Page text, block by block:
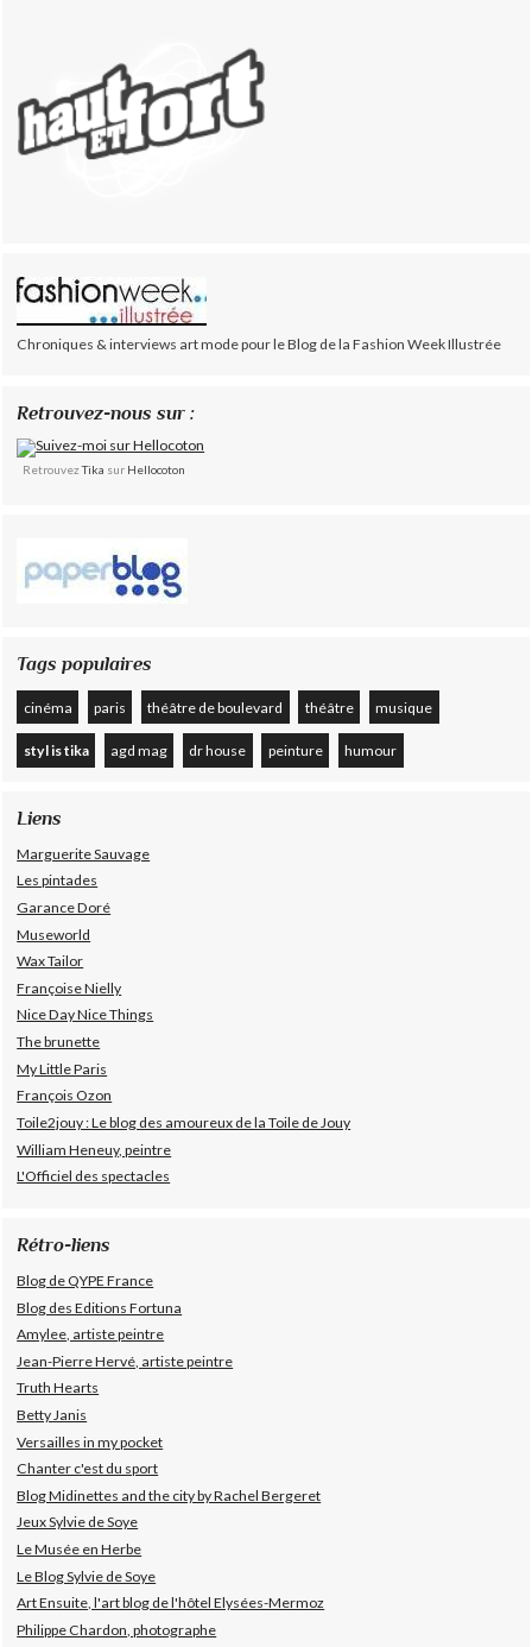
Chroniques & interviews art mode pour le Blog de la Fashion Week Illustrée
Retrouvez-nous sur :
RetrouvezTika sur Hellocoton
Tags populaires
cinéma paris théâtre de boulevard théâtre musique
styl is tika agd mag dr house peinture humour
Liens
Marguerite Sauvage
Les pintades
Garance Doré
Museworld
Wax Tailor
Françoise Nielly
Nice Day Nice Things
The brunette
My Little Paris
François Ozon
Toile2jouy : Le blog des amoureux de la Toile de Jouy
William Heneuy, peintre
L'Officiel des spectacles
Rétro-liens
Blog de QYPE France
Blog des Editions Fortuna
Amylee, artiste peintre
Jean-Pierre Hervé, artiste peintre
Truth Hearts
Betty Janis
Versailles in my pocket
Chanter c'est du sport
Blog Midinettes and the city by Rachel Bergeret
Jeux Sylvie de Soye
Le Musée en Herbe
Le Blog Sylvie de Soye
Art Ensuite, l'art blog de l'hôtel Elysées-Mermoz
Philippe Chardon, photographe